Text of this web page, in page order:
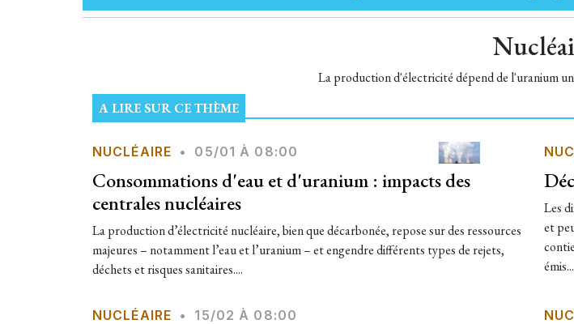
La production d'électricité dépend de l'uranium
A LIRE SUR CE THÈME
NUCLÉAIRE • 05/01 À 08:00
Consommations d'eau et d'uranium : impacts des
centrales nucléaires
​La production d’électricité nucléaire, bien que décarbonée, repose sur des ressources
majeures – notamment l’eau et l’uranium – et engendre différents types de rejets,
déchets et risques sanitaires....
Les
et
NUCLÉAIRE • 15/02 À 08:00